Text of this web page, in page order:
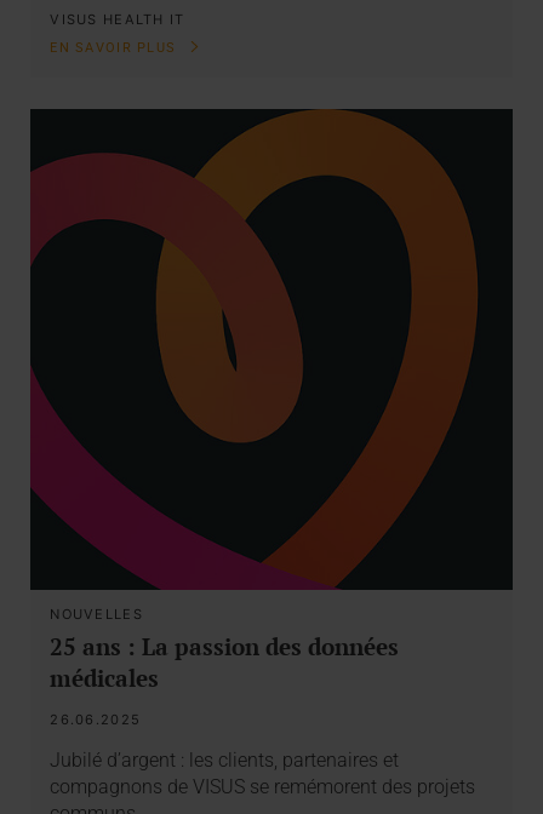
VISUS HEALTH IT
EN SAVOIR PLUS
NOUVELLES
25 ans : La passion des données
médicales
26.06.2025
Jubilé d’argent : les clients, partenaires et
compagnons de VISUS se remémorent des projets